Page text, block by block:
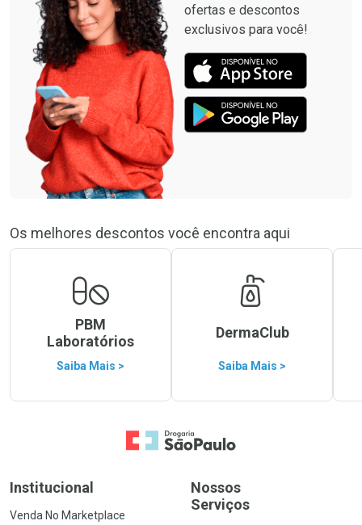
ofertas e descontos
exclusivos para você!
Os melhores descontos você encontra aqui
PBM
Laboratórios
Saiba Mais >
DermaClub
Saiba Mais >
Ir para a Home
Institucional
Venda No Marketplace
Nossos
Serviços